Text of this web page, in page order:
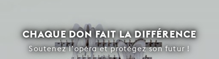
CHAQUE DON FAIT LA DIFFÉRENCE
Soutenez l’opéra et protégez son futur !